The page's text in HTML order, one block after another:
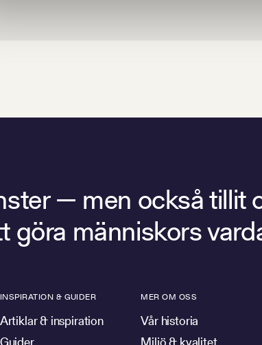
— men också tillit
göra människors
INSPIRATION & GUIDER
Artiklar & inspiration
MER OM OSS
Vår historia